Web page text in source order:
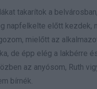
takarítok a
napfelkelte előtt kezdek,
mielőtt az
de épp elég a lakbérre
az anyósom, Ruth
bírnék.